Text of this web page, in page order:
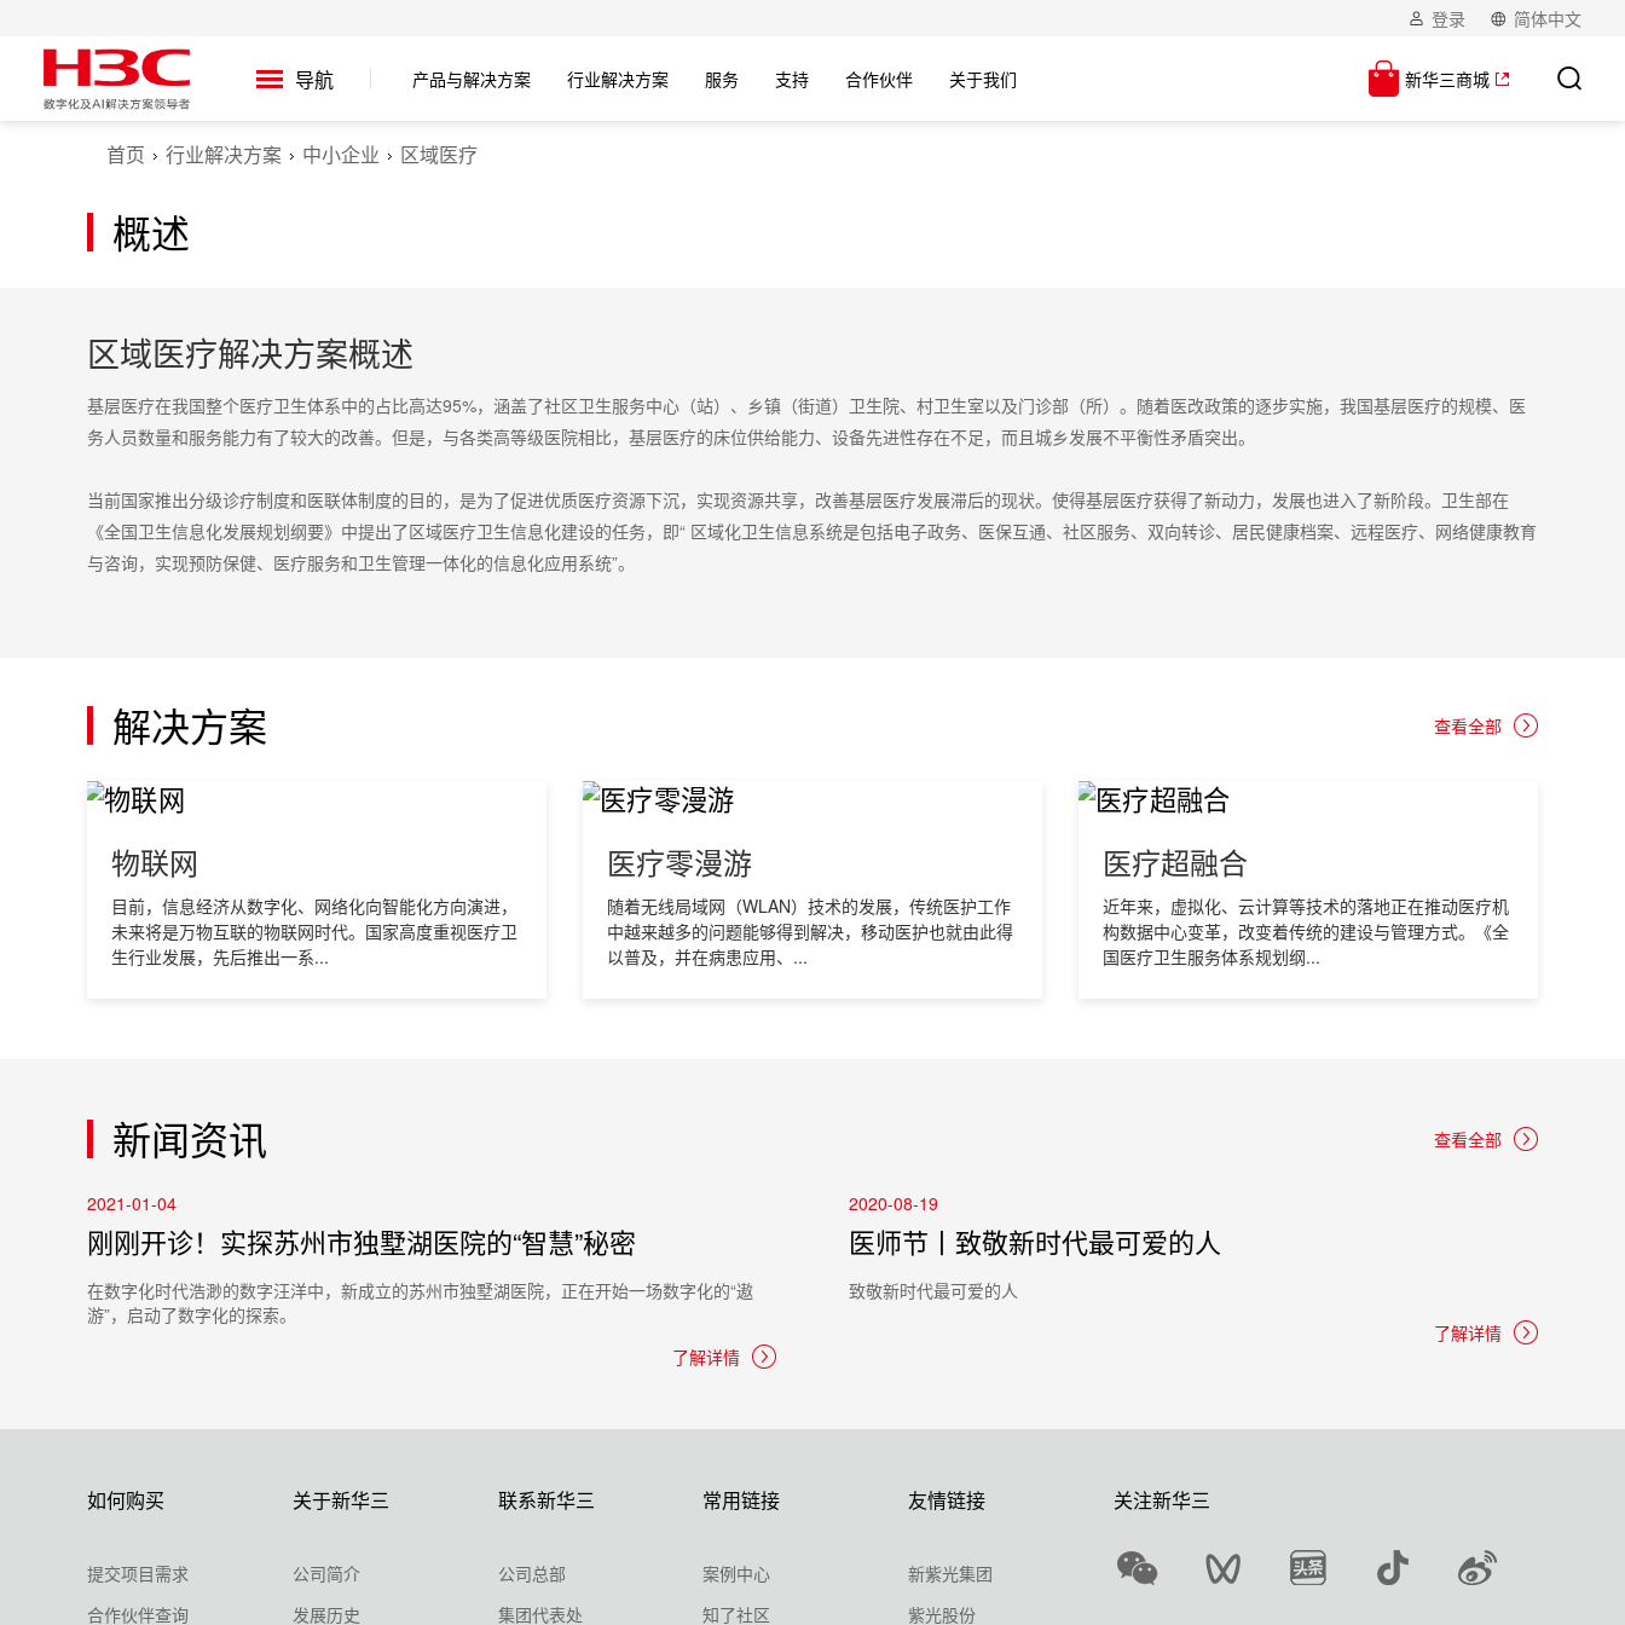
登录 简体中文
导航 产品与解决方案 行业解决方案 服务 支持 合作伙伴 关于我们 新华三商城
首页 行业解决方案 中小企业 区域医疗
概述
区域医疗解决方案概述
基层医疗在我国整个医疗卫生体系中的占比高达95%，涵盖了社区卫生服务中心（站）、乡镇（街道）卫生院、村卫生室以及门诊部（所）。随着医改政策的逐步实施，我国基层医疗的规模、医
务人员数量和服务能力有了较大的改善。但是，与各类高等级医院相比，基层医疗的床位供给能力、设备先进性存在不足，而且城乡发展不平衡性矛盾突出。
当前国家推出分级诊疗制度和医联体制度的目的，是为了促进优质医疗资源下沉，实现资源共享，改善基层医疗发展滞后的现状。使得基层医疗获得了新动力，发展也进入了新阶段。卫生部在
《全国卫生信息化发展规划纲要》中提出了区域医疗卫生信息化建设的任务，即“ 区域化卫生信息系统是包括电子政务、医保互通、社区服务、双向转诊、居民健康档案、远程医疗、网络健康教育
与咨询，实现预防保健、医疗服务和卫生管理一体化的信息化应用系统”。
解决方案 查看全部
物联网
目前，信息经济从数字化、网络化向智能化方向演进，
未来将是万物互联的物联网时代。国家高度重视医疗卫
生行业发展，先后推出一系...
医疗零漫游
随着无线局域网（WLAN）技术的发展，传统医护工作
中越来越多的问题能够得到解决，移动医护也就由此得
以普及，并在病患应用、...
医疗超融合
近年来，虚拟化、云计算等技术的落地正在推动医疗机
构数据中心变革，改变着传统的建设与管理方式。《全
国医疗卫生服务体系规划纲...
新闻资讯 查看全部
2021-01-04
刚刚开诊！实探苏州市独墅湖医院的“智慧”秘密
在数字化时代浩渺的数字汪洋中，新成立的苏州市独墅湖医院，正在开始一场数字化的“遨
游”，启动了数字化的探索。
了解详情
2020-08-19
医师节丨致敬新时代最可爱的人
致敬新时代最可爱的人
了解详情
如何购买
提交项目需求
合作伙伴查询
关于新华三
公司简介
发展历史
联系新华三
公司总部
集团代表处
常用链接
案例中心
知了社区
友情链接
新紫光集团
紫光股份
关注新华三